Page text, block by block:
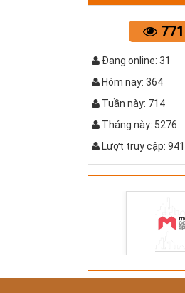
QUẤY
Đang online: 31
Hôm nay: 364
Tuần này: 714
Tháng này: 5276
Lượt truy cập: